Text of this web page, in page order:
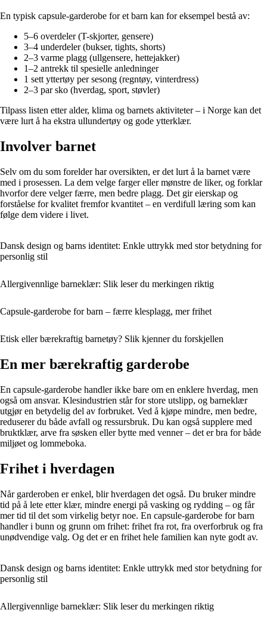
En typisk capsule-garderobe for et barn kan for eksempel bestå av:
5–6 overdeler (T-skjorter, gensere)
3–4 underdeler (bukser, tights, shorts)
2–3 varme plagg (ullgensere, hettejakker)
1–2 antrekk til spesielle anledninger
1 sett yttertøy per sesong (regntøy, vinterdress)
2–3 par sko (hverdag, sport, støvler)
Tilpass listen etter alder, klima og barnets aktiviteter – i Norge kan det
være lurt å ha ekstra ullundertøy og gode ytterklær.
Involver barnet
Selv om du som forelder har oversikten, er det lurt å la barnet være
med i prosessen. La dem velge farger eller mønstre de liker, og forklar
hvorfor dere velger færre, men bedre plagg. Det gir eierskap og
forståelse for kvalitet fremfor kvantitet – en verdifull læring som kan
følge dem videre i livet.
Dansk design og barns identitet: Enkle uttrykk med stor betydning for
personlig stil
Allergivennlige barneklær: Slik leser du merkingen riktig
Capsule-garderobe for barn – færre klesplagg, mer frihet
Etisk eller bærekraftig barnetøy? Slik kjenner du forskjellen
En mer bærekraftig garderobe
En capsule-garderobe handler ikke bare om en enklere hverdag, men
også om ansvar. Klesindustrien står for store utslipp, og barneklær
utgjør en betydelig del av forbruket. Ved å kjøpe mindre, men bedre,
reduserer du både avfall og ressursbruk. Du kan også supplere med
bruktklær, arve fra søsken eller bytte med venner – det er bra for både
miljøet og lommeboka.
Frihet i hverdagen
Når garderoben er enkel, blir hverdagen det også. Du bruker mindre
tid på å lete etter klær, mindre energi på vasking og rydding – og får
mer tid til det som virkelig betyr noe. En capsule-garderobe for barn
handler i bunn og grunn om frihet: frihet fra rot, fra overforbruk og fra
unødvendige valg. Og det er en frihet hele familien kan nyte godt av.
Dansk design og barns identitet: Enkle uttrykk med stor betydning for
personlig stil
Allergivennlige barneklær: Slik leser du merkingen riktig